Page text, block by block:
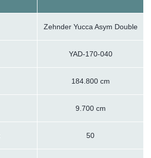
Zehnder Yucca Asym Double
YAD-170-040
184.800 cm
9.700 cm
50